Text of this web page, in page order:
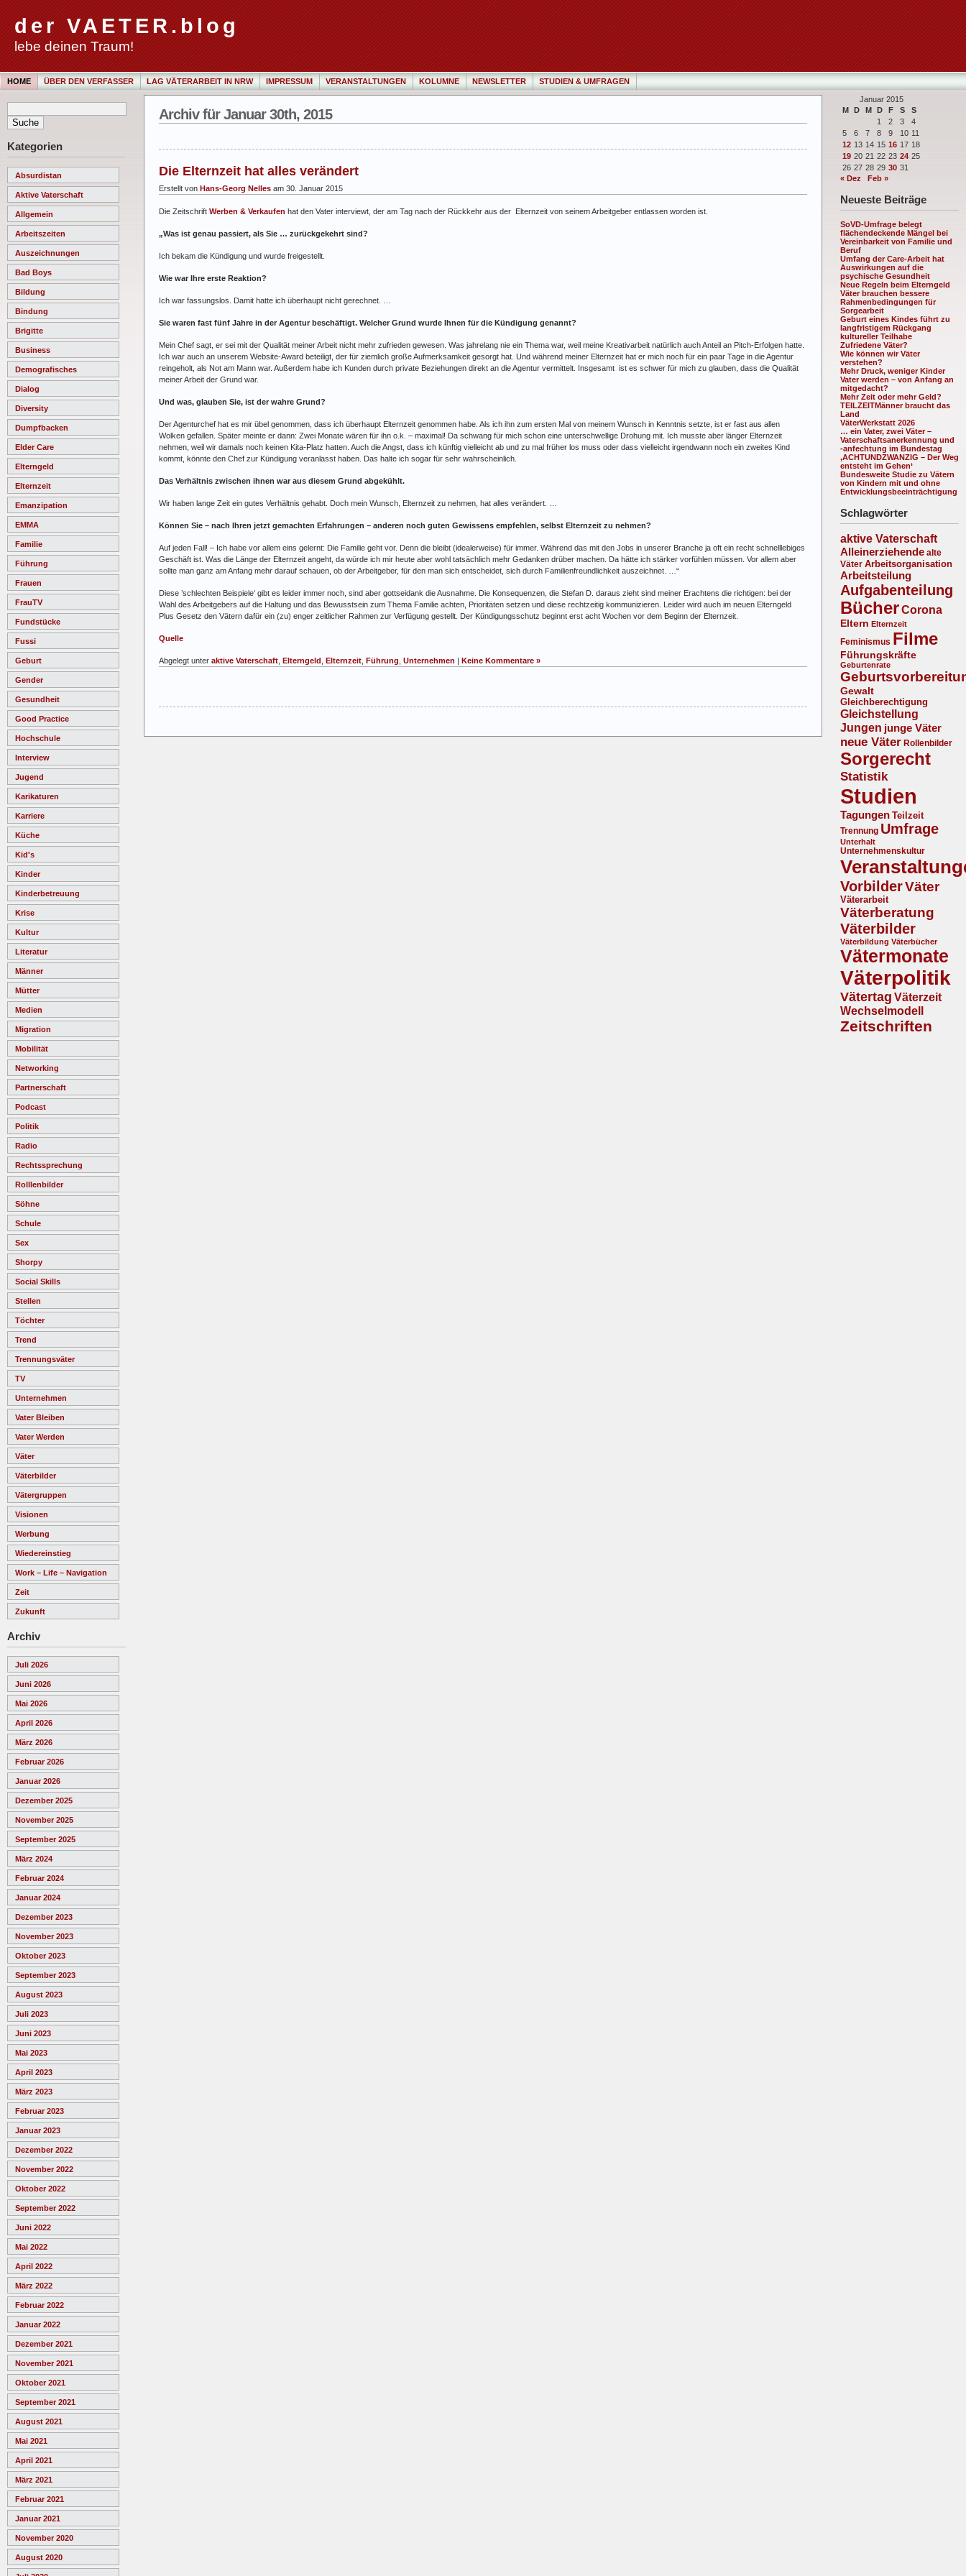
der VAETER.blog
lebe deinen Traum!
HOME ÜBER DEN VERFASSER LAG VÄTERARBEIT IN NRW IMPRESSUM VERANSTALTUNGEN KOLUMNE NEWSLETTER STUDIEN & UMFRAGEN
Kategorien
Absurdistan
Aktive Vaterschaft
Allgemein
Arbeitszeiten
Auszeichnungen
Bad Boys
Bildung
Bindung
Brigitte
Business
Demografisches
Dialog
Diversity
Dumpfbacken
Elder Care
Elterngeld
Elternzeit
Emanzipation
EMMA
Familie
Führung
Frauen
FrauTV
Fundstücke
Fussi
Geburt
Gender
Gesundheit
Good Practice
Hochschule
Interview
Jugend
Karikaturen
Karriere
Küche
Kid's
Kinder
Kinderbetreuung
Krise
Kultur
Literatur
Männer
Mütter
Medien
Migration
Mobilität
Networking
Partnerschaft
Podcast
Politik
Radio
Rechtssprechung
Rolllenbilder
Söhne
Schule
Sex
Shorpy
Social Skills
Stellen
Töchter
Trend
Trennungsväter
TV
Unternehmen
Vater Bleiben
Vater Werden
Väter
Väterbilder
Vätergruppen
Visionen
Werbung
Wiedereinstieg
Work – Life – Navigation
Zeit
Zukunft
Archiv
Juli 2026
Juni 2026
Mai 2026
April 2026
März 2026
Februar 2026
Januar 2026
Dezember 2025
November 2025
September 2025
März 2024
Februar 2024
Januar 2024
Dezember 2023
November 2023
Oktober 2023
September 2023
August 2023
Juli 2023
Juni 2023
Mai 2023
April 2023
März 2023
Februar 2023
Januar 2023
Dezember 2022
November 2022
Oktober 2022
September 2022
Juni 2022
Mai 2022
April 2022
März 2022
Februar 2022
Januar 2022
Dezember 2021
November 2021
Oktober 2021
September 2021
August 2021
Mai 2021
April 2021
März 2021
Februar 2021
Januar 2021
November 2020
August 2020
Januar 2015
M D M D F S
S
1
2 3
4
5
6 7 8 9 10 11
12 13 14 15 16 17 18
19 20 21 22 23 24 25
26 27 28 29 30 31
« Dez
Feb »
Neueste Beiträge
SoVD-Umfrage belegt
flächendeckende Mängel bei
Vereinbarkeit von Familie und
Beruf
Umfang der Care-Arbeit hat
Auswirkungen auf die
psychische Gesundheit
Neue Regeln beim Elterngeld
Väter brauchen bessere
Rahmenbedingungen für
Sorgearbeit
Geburt eines Kindes führt zu
langfristigem Rückgang
kultureller Teilhabe
Zufriedene Väter?
Wie können wir Väter
verstehen?
Mehr Druck, weniger Kinder
Vater werden – von Anfang an
mitgedacht?
Mehr Zeit oder mehr Geld?
TEILZEITMänner braucht das
Land
VäterWerkstatt 2026
… ein Vater, zwei Väter –
Vaterschaftsanerkennung und
-anfechtung im Bundestag
‚ACHTUNDZWANZIG – Der Weg
entsteht im Gehen‘
Bundesweite Studie zu Vätern
von Kindern mit und ohne
Entwicklungsbeeinträchtigung
Schlagwörter
aktive Vaterschaft
Alleinerziehende alte
Väter Arbeitsorganisation
Arbeitsteilung
Aufgabenteilung
BücherCorona
Eltern Elternzeit
Feminismus Filme
Führungskräfte
Geburtenrate
Gewalt
Gleichberechtigung
Gleichstellung
Jungen junge Väter
neue Väter Rollenbilder
Sorgerecht
Statistik
Studien
Tagungen Teilzeit
Trennung Umfrage
Unterhalt
Unternehmenskultur
VorbilderVäter
Väterarbeit
Väterberatung
Väterbilder
Väterbildung Väterbücher
Vätermonate
Väterpolitik
Vätertag Väterzeit
Wechselmodell
Zeitschriften
Archiv für Januar 30th, 2015
Die Elternzeit hat alles verändert
Erstellt von Hans-Georg Nelles am 30. Januar 2015
Die Zeitschrift Werben & Verkaufen hat den Vater interviewt, der am Tag nach der Rückkehr aus der Elternzeit von seinem Arbeitgeber entlassen worden ist.
„Was ist genau passiert, als Sie … zurückgekehrt sind?
Ich bekam die Kündigung und wurde freigestellt.
Wie war Ihre erste Reaktion?
Ich war fassungslos. Damit hatte ich überhaupt nicht gerechnet. …
Sie waren fast fünf Jahre in der Agentur beschäftigt. Welcher Grund wurde Ihnen für die Kündigung genannt?
Mein Chef sagt, er sei mit der Qualität meiner Arbeit nicht mehr zufrieden gewesen. Was jahrelang nie ein Thema war, weil meine Kreativarbeit natürlich auch Anteil an Pitch-Erfolgen hatte.
Ich war auch an unserem Website-Award beteiligt, der für ziemlich große Aufmerksamkeit gesorgt hat. Und während meiner Elternzeit hat er mich noch für ein paar Tage in die Agentur
reingeholt, als Not am Mann war. Außerdem habe ich Kunden durch private Beziehungen direkt an die Agentur vermittelt. Insgesamt ist es schwer für mich zu glauben, dass die Qualität
meiner Arbeit der Grund war.
Und was, glauben Sie, ist der wahre Grund?
Der Agenturchef hat es mir übel genommen, dass ich überhaupt Elternzeit genommen habe. Als ich ihn zum ersten Mal von meinem Wunsch in Kenntnis setzte, ist er fast aus allen
Wolken gefallen. Später meinte er dann: Zwei Monate wären für ihn o.k. – maximal! Da schwang für mich schon eine unterschwellige Drohung mit. Ich musste aber länger Elternzeit
nehmen, weil wir damals noch keinen Kita-Platz hatten. Auch die Angst, dass ich künftig vielleicht ab und zu mal früher los muss oder dass vielleicht irgendwann noch ein zweites Kind
kommt, könnte den Chef zur Kündigung veranlasst haben. Das halte ich sogar für sehr wahrscheinlich.
Das Verhältnis zwischen ihnen war aus diesem Grund abgekühlt.
Wir haben lange Zeit ein gutes Verhältnis gehabt. Doch mein Wunsch, Elternzeit zu nehmen, hat alles verändert. …
Können Sie – nach Ihren jetzt gemachten Erfahrungen – anderen noch guten Gewissens empfehlen, selbst Elternzeit zu nehmen?
Auf jeden Fall! – Ich habe vor allem eins gelernt: Die Familie geht vor. Denn die bleibt (idealerweise) für immer. Während das mit den Jobs in unserer Branche ja oft ein recht schnelllebiges
Geschäft ist. Was die Länge der Elternzeit angeht, da würde ich mir heute aber wohl tatsächlich mehr Gedanken drüber machen. Da hätte ich stärker vorfühlen müssen. Vor allem aber
sollte man ganz am Anfang mehr darauf schauen, ob der Arbeitgeber, für den man sich entscheidet, sich durch Familienfreundlichkeit auszeichnet. …“
Diese ’schlechten Beispiele‘ gibt es leider immer noch, sind aber gottseidank die Ausnahme. Die Konsequenzen, die Stefan D. daraus zieht sind meiner Erachtens die richtigen: bei der
Wahl des Arbeitgebers auf die Haltung und das Bewusstsein zum Thema Familie achten, Prioritäten setzen und diese rechtzeitig kommunizieren. Leider wird auch im neuen Elterngeld
Plus Gesetz den Vätern dafür ein (zu) enger zeitlicher Rahmen zur Verfügung gestellt. Der Kündigungsschutz beginnt erst acht Wochen vor dem Beginn der Elternzeit.
Quelle
Abgelegt unter aktive Vaterschaft Elterngeld Elternzeit Führung Unternehmen | Keine Kommentare »